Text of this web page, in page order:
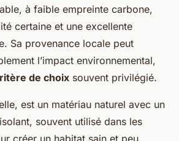
à faible empreinte carbone,
certaine et une excellente
Sa provenance locale peut
l’impact environnemental,
de choix souvent privilégié.
est un matériau naturel avec un
souvent utilisé dans les